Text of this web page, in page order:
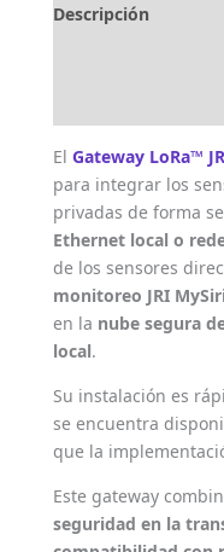
Descripción
El Gateway LoRa™
para integrar los
privadas de forma
Ethernet local o
de los sensores
monitoreo JRI
en la nube segura
local.
Su instalación es
se encuentra
que la
Este gateway
seguridad en la